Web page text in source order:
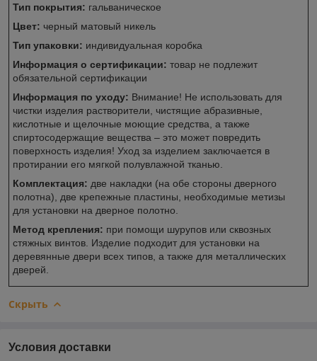
Тип покрытия: гальваническое
Цвет: черный матовый никель
Тип упаковки: индивидуальная коробка
Информация о сертификации: товар не подлежит
обязательной сертификации
Информация по уходу: Внимание! Не использовать для
чистки изделия растворители, чистящие абразивные,
кислотные и щелочные моющие средства, а также
спиртосодержащие вещества – это может повредить
поверхность изделия! Уход за изделием заключается в
протирании его мягкой полувлажной тканью.
Комплектация: две накладки (на обе стороны дверного
полотна), две крепежные пластины, необходимые метизы
для установки на дверное полотно.
Метод крепления: при помощи шурупов или сквозных
стяжных винтов. Изделие подходит для установки на
деревянные двери всех типов, а также для металлических
дверей.
Скрыть
Условия доставки